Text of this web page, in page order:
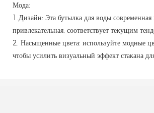
Мода:
1.Дизайн: Эта бутылка для воды современная
привлекательная, соответствует текущим
2. Насыщенные цвета: используйте модные
чтобы усилить визуальный эффект стакана